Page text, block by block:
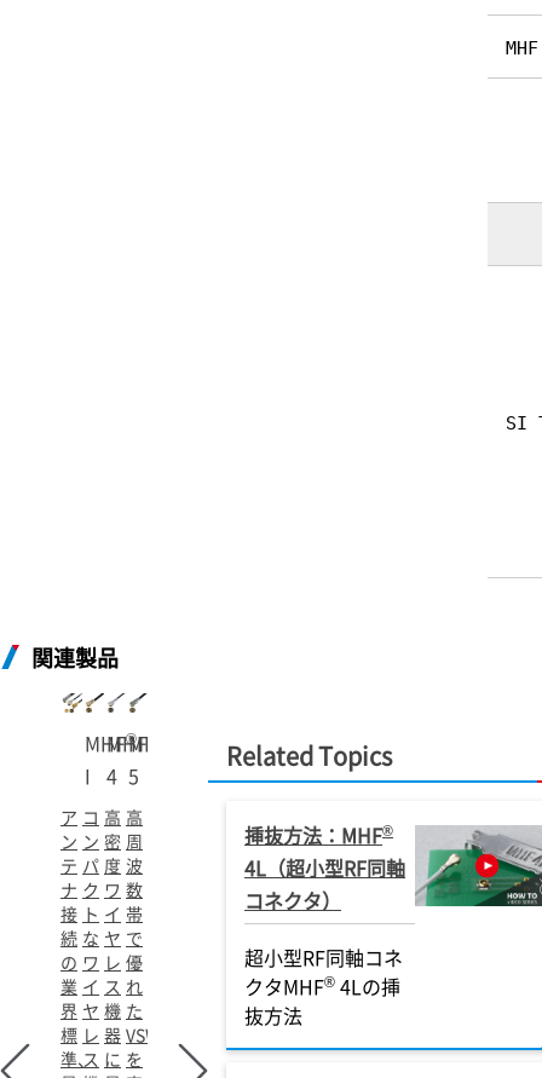
SI
関連製品
MHF®
I
ア
ン
テ
ナ
接
続
の
業
界
標
準、
MHF
4
コ
ン
パ
ク
ト
な
ワ
イ
ヤ
レ
ス
MHF
5
高
密
度
ワ
イ
ヤ
レ
ス
機
器
に
高
周
波
数
帯
で
優
れ
た
VSWR
を
Related Topics
挿抜方法：MHF®
4L（超小型RF同軸
コネクタ）
超小型RF同軸コネ
クタMHF® 4Lの挿
抜方法